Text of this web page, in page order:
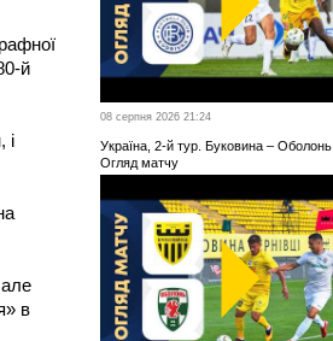
й
і
в
08 серпня 2026 21:24
Україна, 2-й тур. Буковина – Оболонь.
Огляд матчу